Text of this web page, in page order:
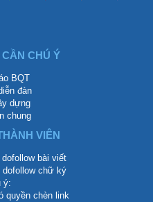
CHÚ Ý
BQT
đàn
dựng
chung
VIÊN
bài viết
chữ ký
ý:
quyền chèn link